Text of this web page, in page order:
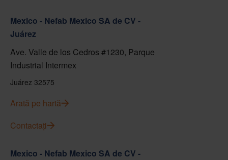
Mexico - Nefab Mexico SA de CV -
Juárez
Ave. Valle de los Cedros #1230, Parque
Industrial Intermex
Juárez 32575
Arată pe hartă
Contactați
Mexico - Nefab Mexico SA de CV -